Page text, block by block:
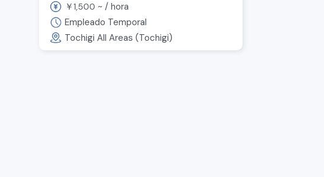
extranjero activo! Se buscan
cuidadores con experiencia.
￥1,500 ~ / hora
Empleado Temporal
Tochigi All Areas (Tochigi)